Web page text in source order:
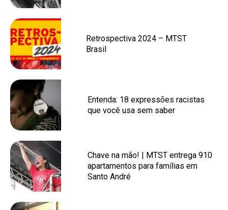
Retrospectiva 2024 – MTST
Brasil
Entenda: 18 expressões racistas
que você usa sem saber
Chave na mão! | MTST entrega 910
apartamentos para famílias em
Santo André